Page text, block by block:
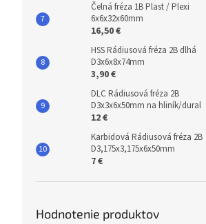
Čelná fréza 1B Plast / Plexi
6x6x32x60mm
16,50 €
HSS Rádiusová fréza 2B dlhá
D3x6x8x74mm
3,90 €
DLC Rádiusová fréza 2B
D3x3x6x50mm na hliník/dural
12 €
Karbidová Rádiusová fréza 2B
D3,175x3,175x6x50mm
7 €
Hodnotenie produktov